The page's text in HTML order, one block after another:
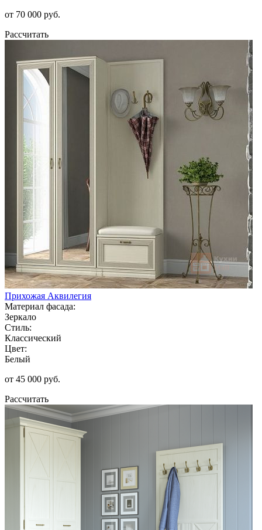
от 70 000 руб.
Рассчитать
Прихожая Аквилегия
Материал фасада:
Зеркало
Стиль:
Классический
Цвет:
Белый
от 45 000 руб.
Рассчитать